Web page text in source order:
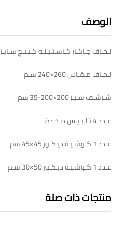
الوصف
لـحـاف جـاكـار كـاسـتـيـلـو كـيـنـج سـايـز 8 قـطـع
لـحـاف مـقـاس 260×240 سـم
شـرشـف سـيـر 200×200-35 سم
عـدد 4 تـلـبـيـس مـخـدة
عـدد 1 كـوشـيـة ديـكـور 45×45 سم
عـدد 1 كـوشـيـة ديـكـور 50×30 سـم
منتجات ذات صلة